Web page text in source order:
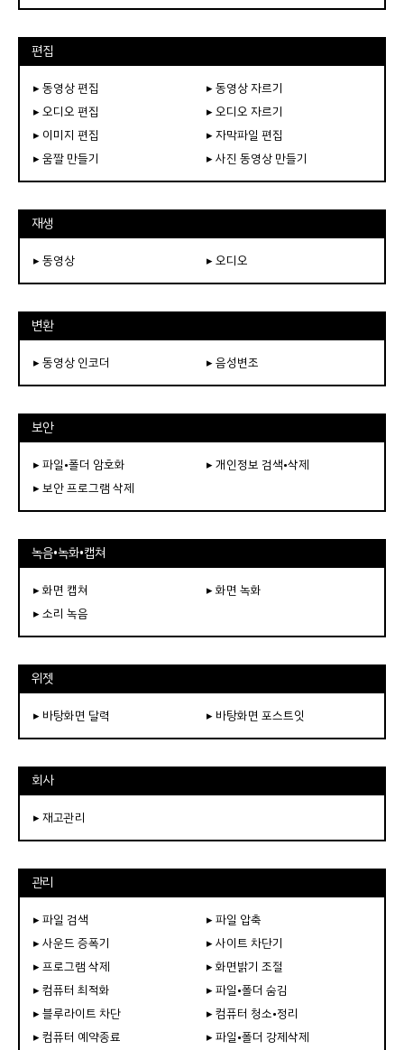
편집
▸ 동영상 편집
▸ 동영상 자르기
▸ 오디오 편집
▸ 오디오 자르기
▸ 이미지 편집
▸ 자막파일 편집
▸ 움짤 만들기
▸ 사진 동영상 만들기
재생
▸ 동영상 ▸ 오디오
변환
▸ 동영상 인코더 ▸ 음성변조
보안
▸ 파일•폴더 암호화
▸ 개인정보 검색•삭제
▸ 보안 프로그램 삭제
녹음•녹화•캡쳐
▸ 화면 캡쳐
▸ 화면 녹화
▸ 소리 녹음
위젯
▸ 바탕화면 달력 ▸ 바탕화면 포스트잇
회사
▸ 재고관리
관리
▸ 파일 검색
▸ 파일 압축
▸ 사운드 증폭기
▸ 사이트 차단기
▸ 프로그램 삭제
▸ 화면밝기 조절
▸ 컴퓨터 최적화
▸ 파일•폴더 숨김
▸ 블루라이트 차단
▸ 컴퓨터 청소•정리
▸ 컴퓨터 예약종료
▸ 파일•폴더 강제삭제